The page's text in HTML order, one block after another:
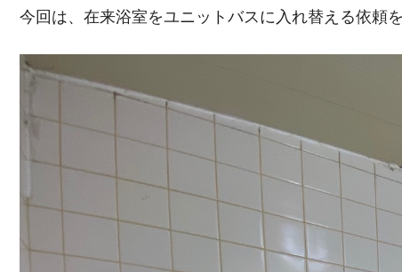
今回は、在来浴室をユニットバスに入れ替える依頼